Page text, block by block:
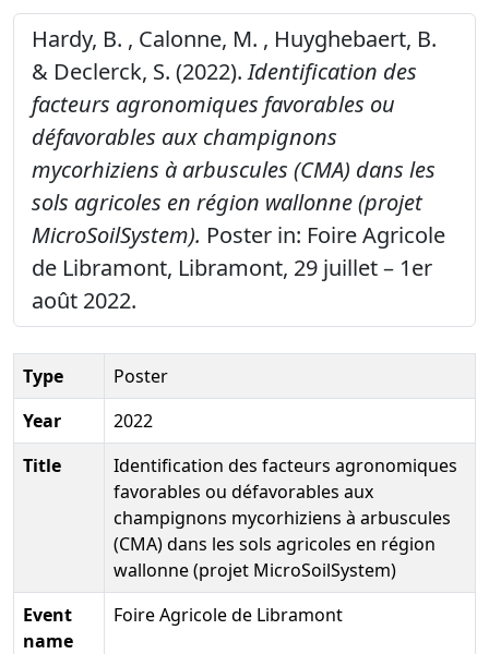
Hardy, B. , Calonne, M. , Huyghebaert, B.
& Declerck, S. (2022).Identification des
facteurs agronomiques favorables ou
défavorables aux champignons
mycorhiziens à arbuscules (CMA) dans les
sols agricoles en région wallonne (projet
MicroSoilSystem). Poster in: Foire Agricole
de Libramont, Libramont, 29 juillet – 1er
août 2022.
Type
Poster
Year
2022
Title
Identification des facteurs agronomiques
favorables ou défavorables aux
champignons mycorhiziens à arbuscules
(CMA) dans les sols agricoles en région
wallonne (projet MicroSoilSystem)
Event
name
Foire Agricole de Libramont